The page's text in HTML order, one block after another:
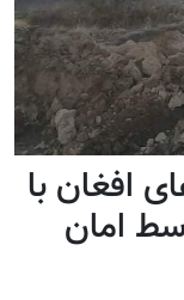
افغان با
امان